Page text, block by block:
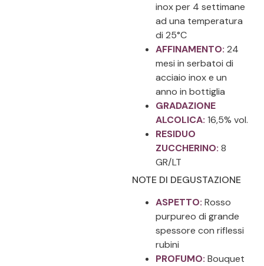
inox per 4 settimane
ad una temperatura
di 25°C
AFFINAMENTO: 24
mesi in serbatoi di
acciaio inox e un
anno in bottiglia
GRADAZIONE
ALCOLICA: 16,5% vol.
RESIDUO
ZUCCHERINO: 8
GR/LT
NOTE DI DEGUSTAZIONE
ASPETTO: Rosso
purpureo di grande
spessore con riflessi
rubini
PROFUMO: Bouquet